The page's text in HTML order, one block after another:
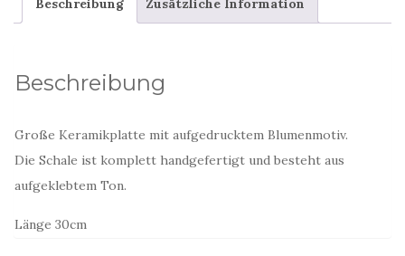
Beschreibung
Große Keramikplatte mit aufgedrucktem Blumenmotiv.
Die Schale ist komplett handgefertigt und besteht aus
aufgeklebtem Ton.
Länge 30cm